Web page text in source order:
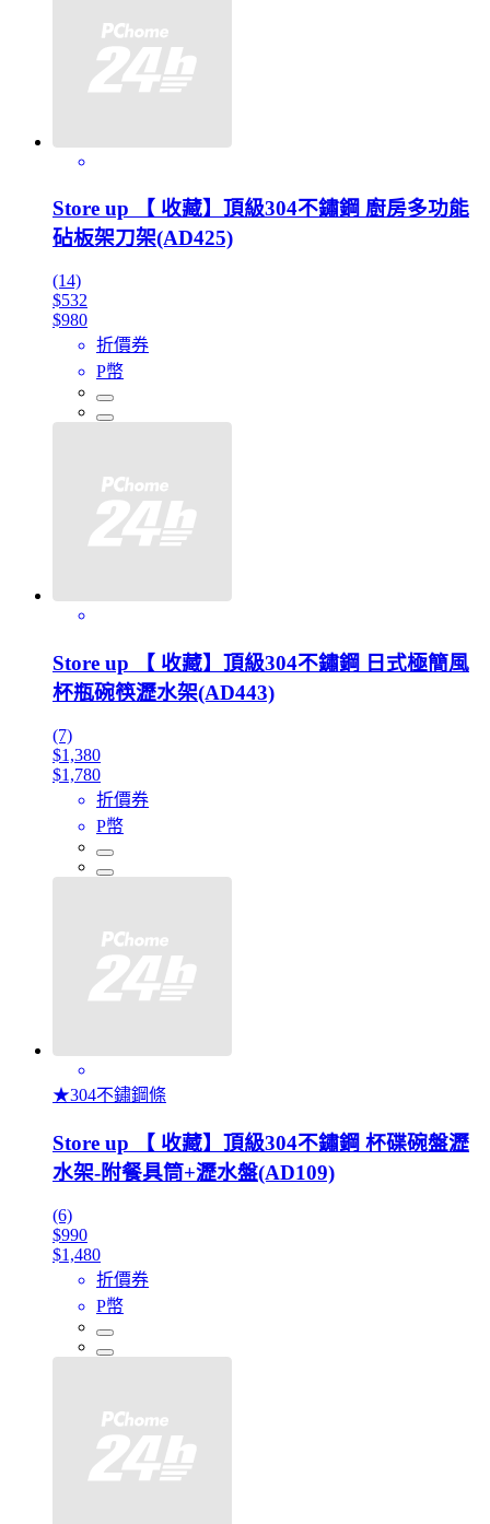
Store up 【 收藏】頂級304不鏽鋼 廚房多功能
砧板架刀架(AD425)
(14)
$532
$980
折價券
P幣
Store up 【 收藏】頂級304不鏽鋼 日式極簡風
杯瓶碗筷瀝水架(AD443)
(7)
$1,380
$1,780
折價券
P幣
★304不鏽鋼條
Store up 【 收藏】頂級304不鏽鋼 杯碟碗盤瀝
水架-附餐具筒+瀝水盤(AD109)
(6)
$990
$1,480
折價券
P幣